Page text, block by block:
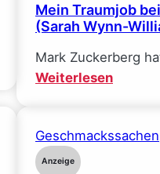
Mein Traumjob
(Sarah Wynn-
Mark Zuckerberg
Weiterlesen:
bei
Geschmackssachen
Anzeige